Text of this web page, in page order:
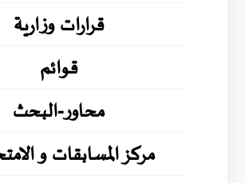
قرارات وزارية
قوائم
محاور-البحث
مركز المسابقات و